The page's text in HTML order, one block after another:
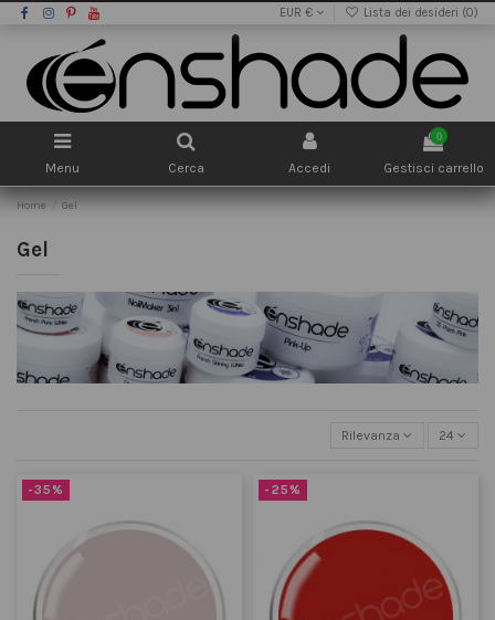
EUR € Lista dei desideri (0)
Menu Cerca Accedi
0
Gestisci carrello
Home Gel
Gel
Rilevanza 24
-35% -25%